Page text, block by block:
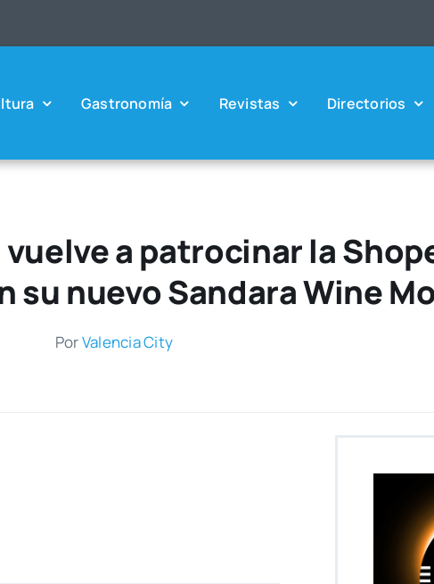
Gas­tro­no­mía Revis­tas Direc­to­rios
a patrocinar la
su nuevo Sandara Wine
PorValen­cia City